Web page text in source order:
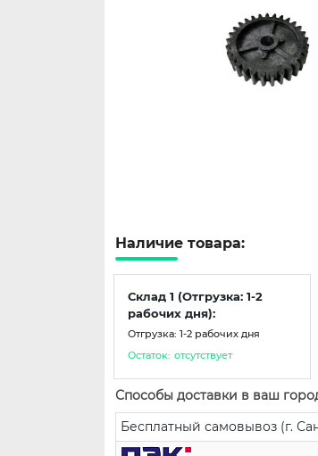
Наличие товара:
Склад 1 (Отгрузка: 1-2
рабочих дня):
Отгрузка: 1-2 рабочих дня
Остаток: отсутствует
Способы доставки в ваш
Бесплатный самовывоз (г.